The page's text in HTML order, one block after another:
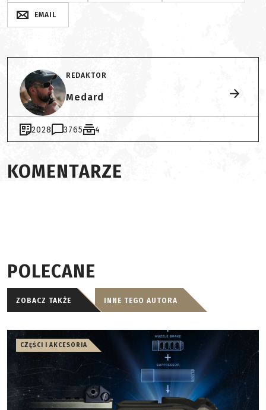
EMAIL
REDAKTOR
Medard
2028 3765 4
KOMENTARZE
POLECANE
ZOBACZ TAKŻE INNE TEGO AUTORA
CZĘŚCI I AKCESORIA